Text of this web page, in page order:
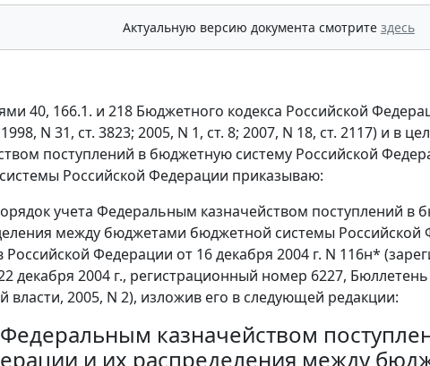
Актуальную версию документа смотрите здесь
40, 166.1. и 218 Бюджетного кодекса Российской
N 31, ст. 3823; 2005, N 1, ст. 8; 2007, N 18, ст. 2117) и в
поступлений в бюджетную систему Российской
Российской Федерации приказываю:
учета Федеральным казначейством поступлений в
между бюджетами бюджетной системы
Федерации от 16 декабря 2004 г. N 116н*
декабря 2004 г., регистрационный номер 6227,
власти, 2005, N 2), изложив его в следующей редакции:
казначейством
и их распределения между